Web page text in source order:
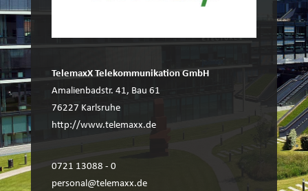
TelemaxX Telekommunikation GmbH
Amalienbadstr. 41, Bau 61
76227 Karlsruhe
http://www.telemaxx.de
0721 13088 - 0
personal@telemaxx.de